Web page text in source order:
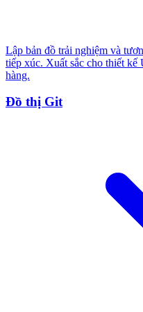
Lập bản đồ trải nghiệm và
tiếp xúc. Xuất sắc cho thiết
hàng.
Đồ thị Git